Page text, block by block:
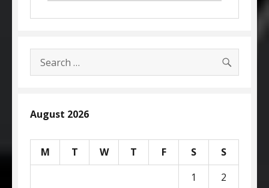
Search
for:
August 2026
M T W T F S
S
1
2